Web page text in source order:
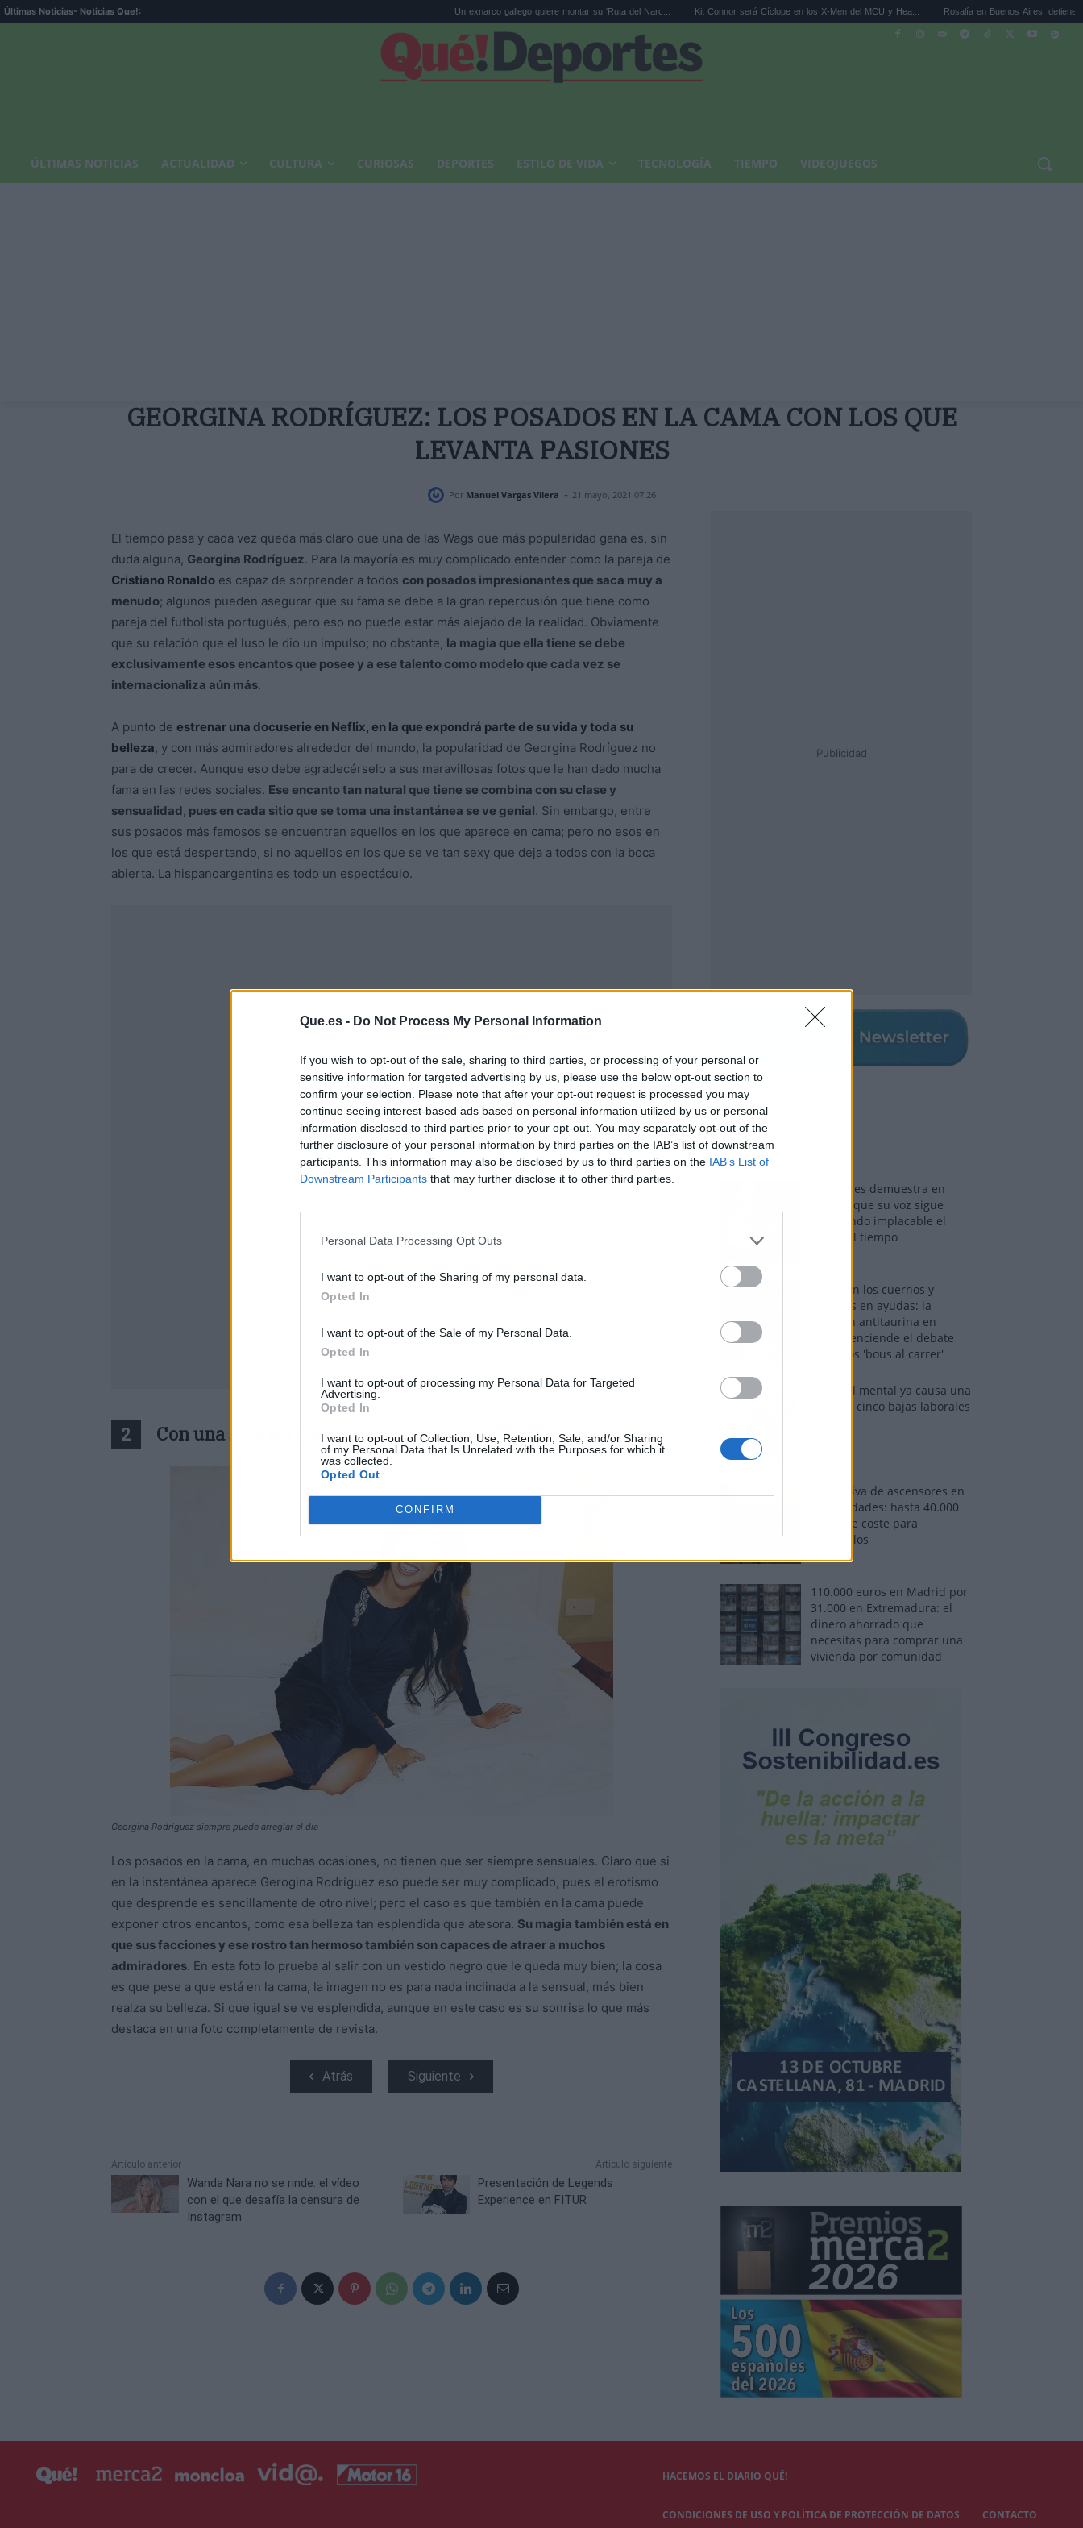
Que.es - Do Not Process My Personal Information
If you wish to opt-out of the sale, sharing to third parties, or processing of your personal or
sensitive information for targeted advertising by us, please use the below opt-out section to
confirm your selection. Please note that after your opt-out request is processed you may
continue seeing interest-based ads based on personal information utilized by us or personal
information disclosed to third parties prior to your opt-out. You may separately opt-out of the
further disclosure of your personal information by third parties on the IAB’s list of downstream
participants. This information may also be disclosed by us to third parties on the IAB’s List of
Downstream Participants that may further disclose it to other third parties.
Personal Data Processing Opt Outs
I want to opt-out of the Sharing of my personal data.
Opted In
I want to opt-out of the Sale of my Personal Data.
Opted In
I want to opt-out of processing my Personal Data for Targeted
Advertising.
Opted In
I want to opt-out of Collection, Use, Retention, Sale, and/or Sharing
of my Personal Data that Is Unrelated with the Purposes for which it
was collected.
Opted Out
CONFIRM
Últimas Noticias- Noticias Que!: Un exnarco gallego quiere montar su 'Ruta del Narc... Kit Connor será Cíclope en los X-Men del MCU y Hea... Rosalía en Buenos Aires: detiene el tráfico y
ÚLTIMAS NOTICIAS ACTUALIDAD CULTURA CURIOSAS DEPORTES ESTILO DE VIDA TECNOLOGÍA TIEMPO VIDEOJUEGOS
GEORGINA RODRÍGUEZ: LOS POSADOS EN LA CAMA CON LOS QUE
LEVANTA PASIONES
Por Manuel Vargas Vilera - 21 mayo, 2021 07:26
El tiempo pasa y cada vez queda más claro que una de las Wags que más popularidad gana es, sin
duda alguna, Georgina Rodríguez. Para la mayoría es muy complicado entender como la pareja de
Cristiano Ronaldo es capaz de sorprender a todos con posados impresionantes que saca muy a
menudo; algunos pueden asegurar que su fama se debe a la gran repercusión que tiene como
pareja del futbolista portugués, pero eso no puede estar más alejado de la realidad. Obviamente
que su relación que el luso le dio un impulso; no obstante, la magia que ella tiene se debe
exclusivamente esos encantos que posee y a ese talento como modelo que cada vez se
internacionaliza aún más.
A punto de estrenar una docuserie en Neflix, en la que expondrá parte de su vida y toda su
belleza, y con más admiradores alrededor del mundo, la popularidad de Georgina Rodríguez no
para de crecer. Aunque eso debe agradecérselo a sus maravillosas fotos que le han dado mucha
fama en las redes sociales. Ese encanto tan natural que tiene se combina con su clase y
sensualidad, pues en cada sitio que se toma una instantánea se ve genial. Sin embargo, entre
sus posados más famosos se encuentran aquellos en los que aparece en cama; pero no esos en
los que está despertando, si no aquellos en los que se ve tan sexy que deja a todos con la boca
abierta. La hispanoargentina es todo un espectáculo.
Publicidad
2 Con una sonrisa puede repararlo todo
Georgina Rodríguez siempre puede arreglar el día
Los posados en la cama, en muchas ocasiones, no tienen que ser siempre sensuales. Claro que si
en la instantánea aparece Gerogina Rodríguez eso puede ser muy complicado, pues el erotismo
que desprende es sencillamente de otro nivel; pero el caso es que también en la cama puede
exponer otros encantos, como esa belleza tan esplendida que atesora. Su magia también está en
que sus facciones y ese rostro tan hermoso también son capaces de atraer a muchos
admiradores. En esta foto lo prueba al salir con un vestido negro que le queda muy bien; la cosa
es que pese a que está en la cama, la imagen no es para nada inclinada a la sensual, más bien
realza su belleza. Si que igual se ve esplendida, aunque en este caso es su sonrisa lo que más
destaca en una foto completamente de revista.
Atrás Siguiente
Artículo anterior
Wanda Nara no se rinde: el vídeo
con el que desafía la censura de
Instagram
Artículo siguiente
Presentación de Legends
Experience en FITUR
Publicidad
Los más vistos
Tom Jones demuestra en
Madrid que su voz sigue
desafiando implacable el
paso del tiempo
Fuego en los cuernos y
millones en ayudas: la
rebelión antitaurina en
Alfafar enciende el debate
sobre los 'bous al carrer'
La salud mental ya causa una
de cada cinco bajas laborales
Normativa de ascensores en
comunidades: hasta 40.000
euros de coste para
adaptarlos
110.000 euros en Madrid por
31.000 en Extremadura: el
dinero ahorrado que
necesitas para comprar una
vivienda por comunidad
HACEMOS EL DIARIO QUÉ!
CONDICIONES DE USO Y POLÍTICA DE PROTECCIÓN DE DATOS CONTACTO